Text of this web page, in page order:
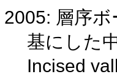
2005: 層序
基にした
Incised